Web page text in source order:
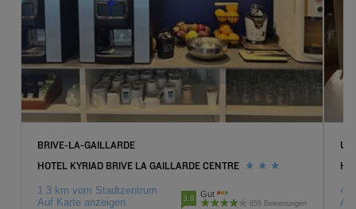
BRIVE-LA-GAILLARDE
HOTEL KYRIAD BRIVE LA GAILLARDE CENTRE
1.3 km vom Stadtzentrum
Auf Karte anzeigen
3.9 Gut
656 Bewertungen